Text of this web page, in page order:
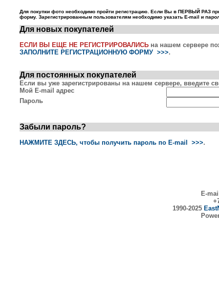
Для покупки фото необходимо пройти регистрацию. Если Вы в ПЕРВЫЙ РАЗ
форму. Зарегистрированным пользователям необходимо указать E-mail и
Для новых покупателей
ЕСЛИ ВЫ ЕЩЕ НЕ РЕГИСТРИРОВАЛИСЬ на нашем сервере
ЗАПОЛНИТЕ РЕГИСТРАЦИОННУЮ ФОРМУ >>>.
Для постоянных покупателей
Если вы уже зарегистрированы на нашем сервере, введите
Мой E-mail адрес
Пароль
Забыли пароль?
НАЖМИТЕ ЗДЕСЬ, чтобы получить пароль по E-mail >>>.
E-
1990-2025